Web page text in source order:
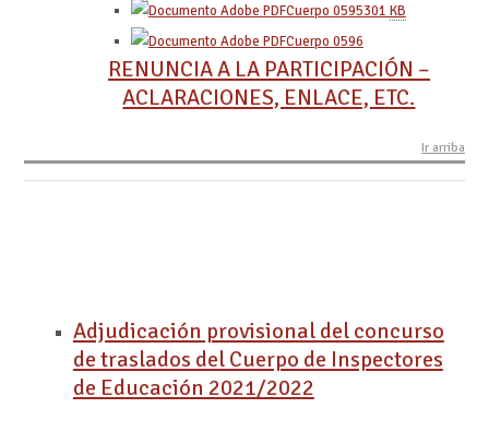
Cuerpo 0595301 KB
Cuerpo 0596
RENUNCIA A LA PARTICIPACIÓN –
ACLARACIONES, ENLACE, ETC.
Ir arriba
Adjudicación provisional del concurso
de traslados del Cuerpo de Inspectores
de Educación 2021/2022